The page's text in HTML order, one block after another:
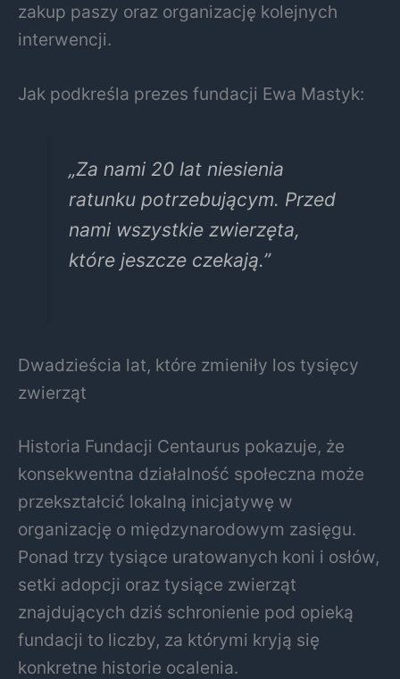
zakup paszy oraz organizację kolejnych
interwencji.
Jak podkreśla prezes fundacji Ewa Mastyk:
„Za nami 20 lat niesienia
ratunku potrzebującym. Przed
nami wszystkie zwierzęta,
które jeszcze czekają.”
Dwadzieścia lat, które zmieniły los tysięcy
zwierząt
Historia Fundacji Centaurus pokazuje, że
konsekwentna działalność społeczna może
przekształcić lokalną inicjatywę w
organizację o międzynarodowym zasięgu.
Ponad trzy tysiące uratowanych koni i osłów,
setki adopcji oraz tysiące zwierząt
znajdujących dziś schronienie pod opieką
fundacji to liczby, za którymi kryją się
konkretne historie ocalenia.